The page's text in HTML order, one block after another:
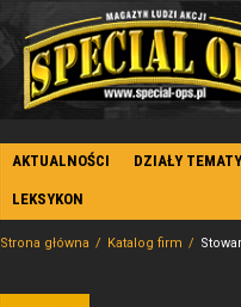
AKTUALNOŚCI DZIAŁY
LEKSYKON
Strona główna Katalog firm